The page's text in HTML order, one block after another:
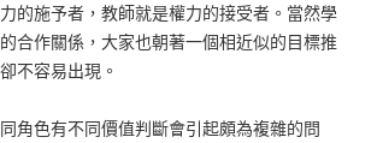
的施予者，教師就是權力的接受者。當然學
合作關係，大家也朝著一個相近似的目標推
不容易出現。
角色有不同價值判斷會引起頗為複雜的問